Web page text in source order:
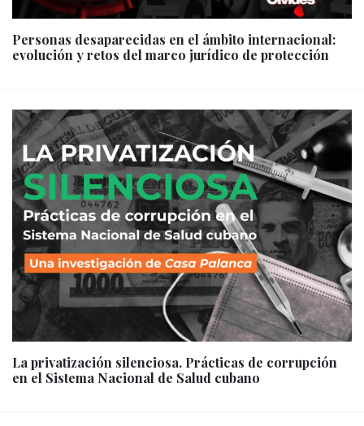
Personas desaparecidas en el ámbito internacional:
evolución y retos del marco jurídico de protección
La privatización silenciosa. Prácticas de corrupción
en el Sistema Nacional de Salud cubano